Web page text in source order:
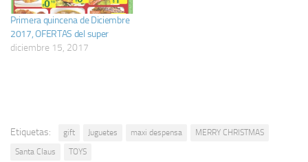
Primera quincena de Diciembre
2017, OFERTAS del super
diciembre 15, 2017
Etiquetas: gift Juguetes maxi despensa
MERRY CHRISTMAS
Santa Claus
TOYS